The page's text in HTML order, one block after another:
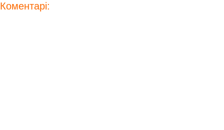
Коментарі: